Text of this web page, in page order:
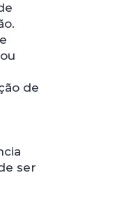
de
ser